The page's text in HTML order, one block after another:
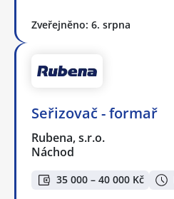
Zveřejněno: 6. srpna
Seřizovač - formař
Rubena, s.r.o.
Náchod
35 000 – 40 000 Kč